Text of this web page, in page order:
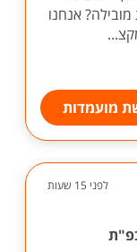
אנחנו
מועמדות
לפני 15 שעות